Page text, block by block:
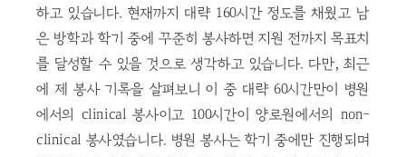
하고 있습니다. 현재까지 대략 160시간 정도를 채웠고 남
은 방학과 학기 중에 꾸준히 봉사하면 지원 전까지 목표치
를 달성할 수 있을 것으로 생각하고 있습니다. 다만, 최근
에 제 봉사 기록을 살펴보니 이 중 대략 60시간만이 병원
에서의 clinical 봉사이고 100시간이 양로원에서의 non-
clinical 봉사였습니다. 병원 봉사는 학기 중에만 진행되며